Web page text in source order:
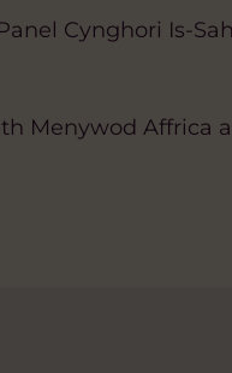
Cynghori Is-
Menywod Affrica